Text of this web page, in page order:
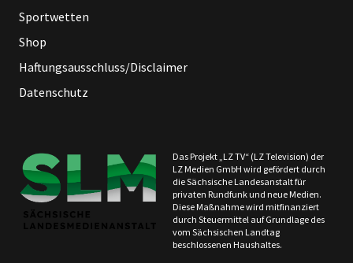
Sportwetten
Shop
Haftungsausschluss/Disclaimer
Datenschutz
Das Projekt „LZ TV“ (LZ Television) der
LZ Medien GmbH wird gefördert durch
die Sächsische Landesanstalt für
privaten Rundfunk und neue Medien.
Diese Maßnahme wird mitfinanziert
durch Steuermittel auf Grundlage des
vom Sächsischen Landtag
beschlossenen Haushaltes.